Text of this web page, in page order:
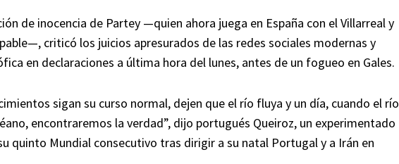
de inocencia de Partey —quien ahora juega en España con el Villarreal y
criticó los juicios apresurados de las redes sociales modernas y
en declaraciones a última hora del lunes, antes de un fogueo en Gales.
sigan su curso normal, dejen que el río fluya y un día, cuando el río
encontraremos la verdad”, dijo portugués Queiroz, un experimentado
quinto Mundial consecutivo tras dirigir a su natal Portugal y a Irán en